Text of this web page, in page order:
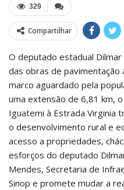
329
Compartilhar
O deputado estadual
das obras de pavimentação
marco aguardado pela
uma extensão de 6,81 km,
Iguatemi à Estrada Virginia
o desenvolvimento rural e
acesso a propriedades,
esforços do deputado
Mendes, Secretaria de
Sinop e promete mudar a